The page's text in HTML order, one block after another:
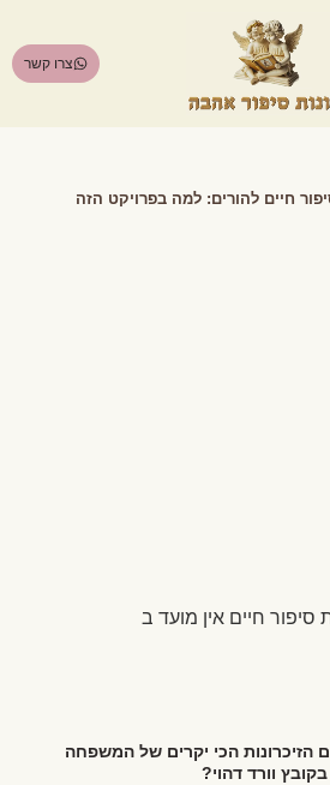
צרו קשר
חיים להורים: למה בפרויקט הזה
הכי יקרים של המשפחה
וורד דהוי?